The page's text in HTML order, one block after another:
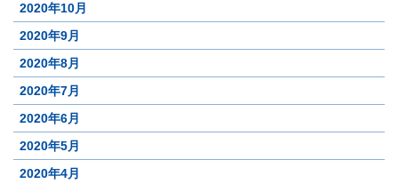
2020年10月
2020年9月
2020年8月
2020年7月
2020年6月
2020年5月
2020年4月